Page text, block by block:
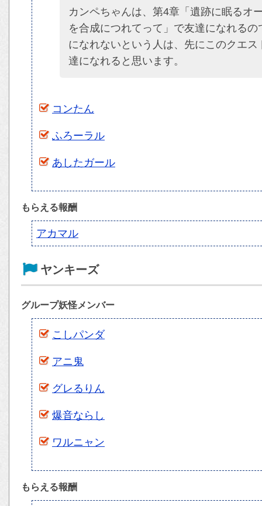
カンペちゃんは、第4章「遺跡に眠るオ
を合成につれてって」で友達になれる
になれないという人は、先にこのクエ
達になれると思います。
コンたん
ふろーラル
あしたガール
もらえる報酬
アカマル
ヤンキーズ
グループ妖怪メンバー
こしパンダ
アニ鬼
グレるりん
爆音ならし
ワルニャン
もらえる報酬